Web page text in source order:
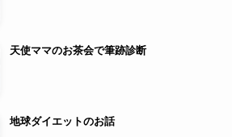
天使ママのお茶会で筆跡診断
地球ダイエットのお話